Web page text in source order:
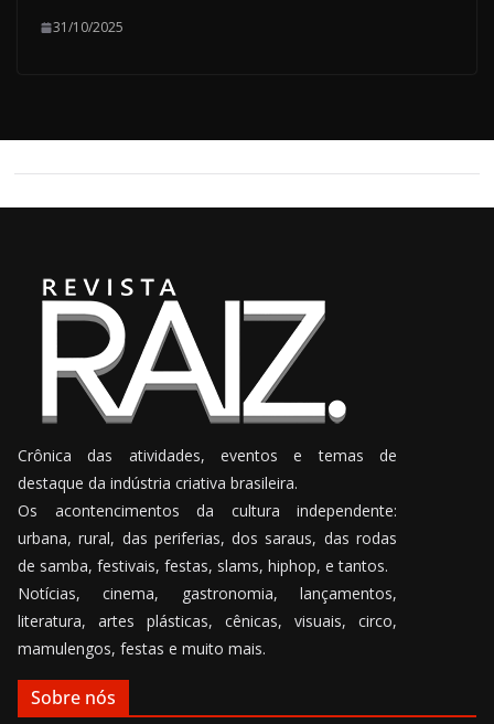
31/10/2025
Crônica das atividades, eventos e temas de
destaque da indústria criativa brasileira.
Os acontencimentos da cultura independente:
urbana, rural, das periferias, dos saraus, das rodas
de samba, festivais, festas, slams, hiphop, e tantos.
Notícias, cinema, gastronomia, lançamentos,
literatura, artes plásticas, cênicas, visuais, circo,
mamulengos, festas e muito mais.
Sobre nós